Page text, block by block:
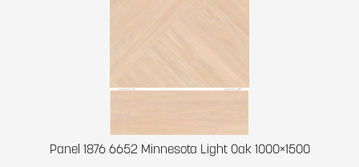
Panel 1876 6652 Minnesota Light Oak 1000×1500